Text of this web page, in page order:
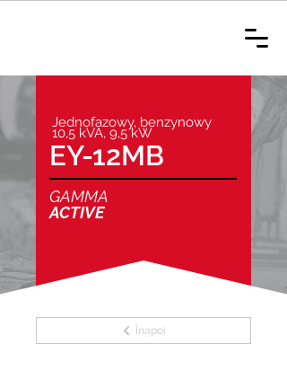
Jednofazowy, benzynowy
10,5 kVA, 9,5 kW
EY-12MB
GAMMA
ACTIVE
Înapoi